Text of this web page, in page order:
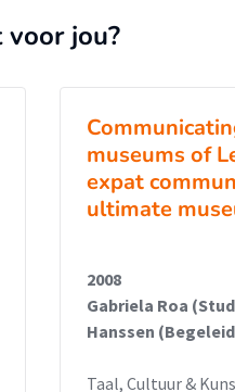
voor jou?
museums of
expat
ultimate
2008
Gabriela Roa
Hanssen
Taal, Cultuur &